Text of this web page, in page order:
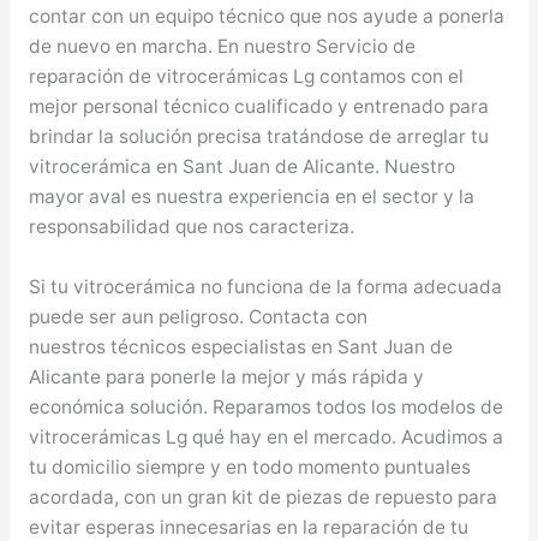
contar con un equipo técnico que nos ayude a ponerla
de nuevo en marcha. En nuestro Servicio de
reparación de vitrocerámicas Lg contamos con el
mejor personal técnico cualificado y entrenado para
brindar la solución precisa tratándose de arreglar tu
vitrocerámica en Sant Juan de Alicante. Nuestro
mayor aval es nuestra experiencia en el sector y la
responsabilidad que nos caracteriza.
Si tu vitrocerámica no funciona de la forma adecuada
puede ser aun peligroso. Contacta con
nuestros técnicos especialistas en Sant Juan de
Alicante para ponerle la mejor y más rápida y
económica solución. Reparamos todos los modelos de
vitrocerámicas Lg qué hay en el mercado. Acudimos a
tu domicilio siempre y en todo momento puntuales
acordada, con un gran kit de piezas de repuesto para
evitar esperas innecesarias en la reparación de tu